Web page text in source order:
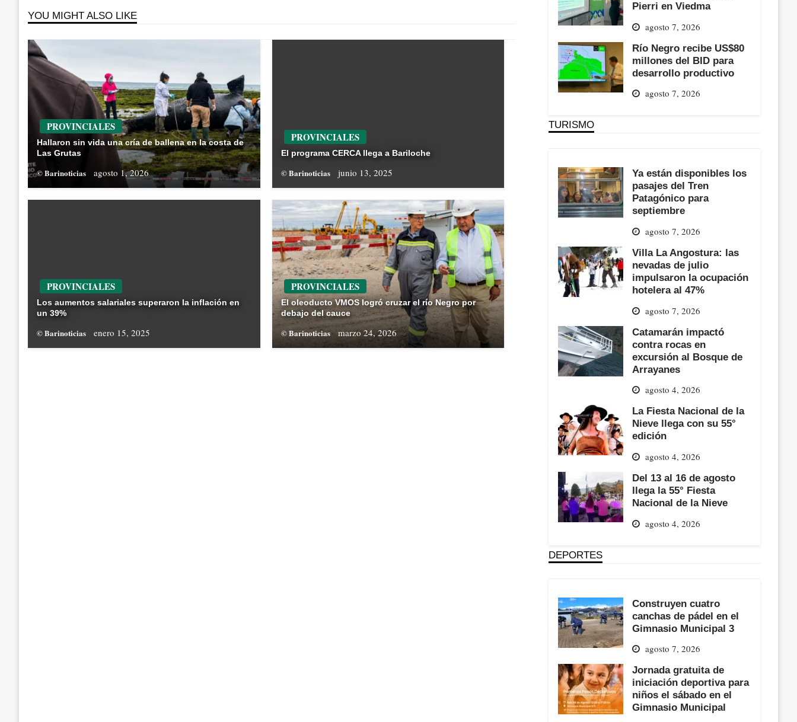
YOU MIGHT ALSO LIKE
PROVINCIALES
Hallaron sin vida una cría de ballena en la costa de
Las Grutas
© Barinoticias agosto 1, 2026
PROVINCIALES
El programa CERCA llega a Bariloche
© Barinoticias junio 13, 2025
PROVINCIALES
Los aumentos salariales superaron la inflación en
un 39%
© Barinoticias enero 15, 2025
PROVINCIALES
El oleoducto VMOS logró cruzar el río Negro por
debajo del cauce
© Barinoticias marzo 24, 2026
Pierri en Viedma
agosto 7, 2026
Río Negro recibe US$80
millones del BID para
desarrollo productivo
agosto 7, 2026
TURISMO
Ya están disponibles los
pasajes del Tren
Patagónico para
septiembre
agosto 7, 2026
Villa La Angostura: las
nevadas de julio
impulsaron la ocupación
hotelera al 47%
agosto 7, 2026
Catamarán impactó
contra rocas en
excursión al Bosque de
Arrayanes
agosto 4, 2026
La Fiesta Nacional de la
Nieve llega con su 55°
edición
agosto 4, 2026
Del 13 al 16 de agosto
llega la 55° Fiesta
Nacional de la Nieve
agosto 4, 2026
DEPORTES
Construyen cuatro
canchas de pádel en el
Gimnasio Municipal 3
agosto 7, 2026
Jornada gratuita de
iniciación deportiva para
niños el sábado en el
Gimnasio Municipal